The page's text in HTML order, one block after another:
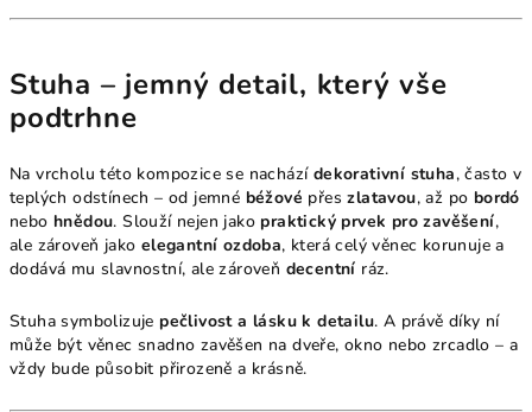
Stuha – jemný detail, který vše
podtrhne
Na vrcholu této kompozice se nachází dekorativní stuha, často v
teplých odstínech – od jemné béžové přeszlatavou, až po bordó
nebo hnědou. Slouží nejen jako praktický prvek pro zavěšení,
ale zároveň jako elegantní ozdoba, která celý věnec korunuje a
dodává mu slavnostní, ale zároveň decentní ráz.
Stuha symbolizuje pečlivost a lásku k detailu. A právě díky ní
může být věnec snadno zavěšen na dveře, okno nebo zrcadlo – a
vždy bude působit přirozeně a krásně.